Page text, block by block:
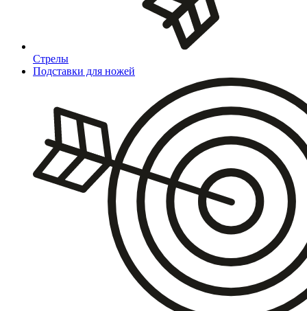
Стрелы
Подставки для ножей